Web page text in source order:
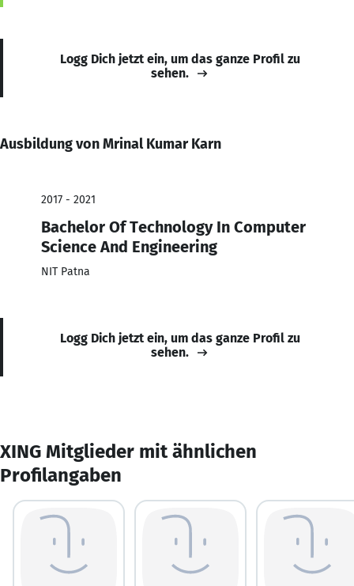
Logg Dich jetzt ein, um das ganze Profil zu
sehen.
Ausbildung von Mrinal Kumar Karn
2017 - 2021
Bachelor Of Technology In Computer
Science And Engineering
NIT Patna
Logg Dich jetzt ein, um das ganze Profil zu
sehen.
XING Mitglieder mit ähnlichen
Profilangaben